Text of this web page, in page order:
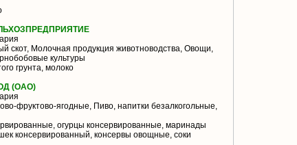
скот, Молочная продукция животноводства, Овощи,
культуры
грунта, молоко
(ОАО)
фруктово-ягодные, Пиво, напитки безалкогольные,
огурцы консервированные, маринады
консервированный, консервы овощные, соки